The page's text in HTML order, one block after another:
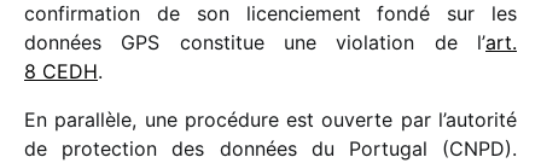
confir­ma­tion de son licen­cie­ment fondé sur les
données GPS consti­tue une viola­tion de l’art.
8 CEDH.
En paral­lèle, une procé­dure est ouverte par l’autorité
de protec­tion des données du Portugal (CNPD).